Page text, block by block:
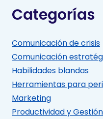
Categorías
Comunicación de crisis
Comunicación
Habilidades blandas
Herramientas para
Marketing
Productividad y